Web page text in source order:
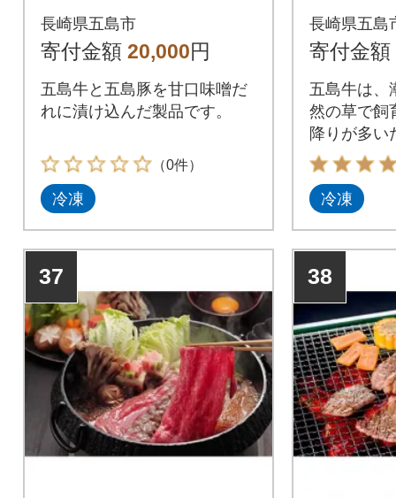
セット
長崎県五島市
寄付金額 20,000円
五島牛と五島豚を甘口味噌だ
れに漬け込んだ製品です。
（0件）
冷凍
長崎県五島
寄付金額
五島牛は、
然の草で飼
降りが多い
いと評判の
冷凍
37 38